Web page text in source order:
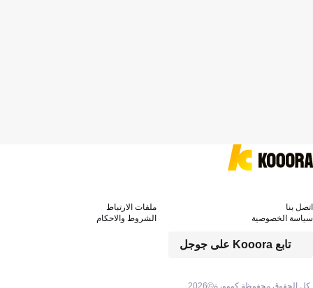
كل الحقوق محفوظة كووورة©2026
تابع Kooora على جوجل
اتصل بنا
ملفات الارتباط
سياسة الخصوصية
الشروط والاحكام